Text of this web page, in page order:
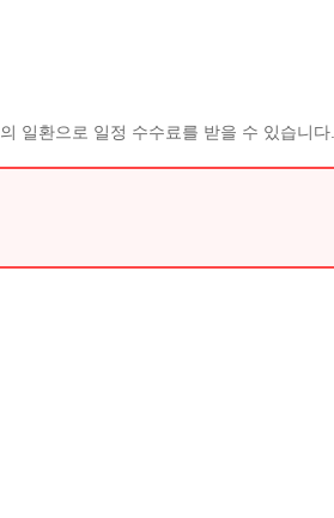
일환으로 일정 수수료를 받을 수 있습니다.